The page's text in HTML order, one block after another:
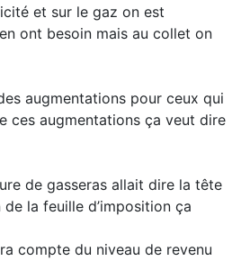
et sur le gaz on est
ont besoin mais au collet on
augmentations pour ceux qui
ces augmentations ça veut dire
de gasseras allait dire la tête
la feuille d’imposition ça
compte du niveau de revenu